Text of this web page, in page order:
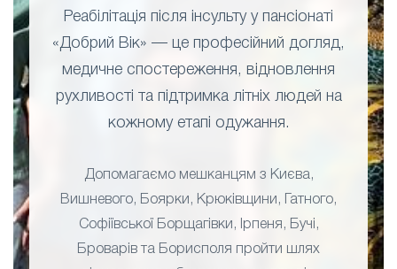
Реабілітація після інсульту у пансіонаті
«Добрий Вік» — це професійний догляд,
медичне спостереження, відновлення
рухливості та підтримка літніх людей на
кожному етапі одужання.
Допомагаємо мешканцям з Києва,
Вишневого, Боярки, Крюківщини, Гатного,
Софіївської Борщагівки, Ірпеня, Бучі,
Броварів та Борисполя пройти шлях